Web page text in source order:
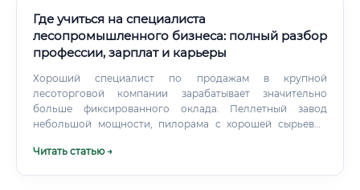
Где учиться на специалиста
лесопромышленного бизнеса: полный разбор
профессии, зарплат и карьеры
Хороший специалист по продажам в крупной
лесоторговой компании зарабатывает значительно
больше фиксированного оклада. Пеллетный завод
небольшой мощности, пилорама с хорошей сырьевой
это реальные бизнес-модели с окупаемостью от трёх до
Читать статью →